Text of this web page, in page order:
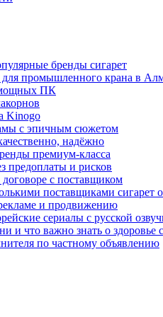
бренды сигарет
для промышленного крана в
мощных ПК
Kinogo
с эпичным сюжетом
надёжно
премиум-класса
предоплаты и рисков
с поставщиком
поставщиками сигарет
и продвижению
сериалы с русской
и что важно знать о здоровье
по частному объявлению